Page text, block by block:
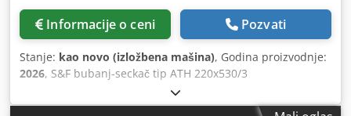
Informacije o ceni Pozvati
Stanje: kao novo (izložbena mašina), Godina proizvodnje:
2026, S&F bubanj-seckač tip ATH 220x530/3
Demonstraciona / sajamska / nova mašina Masivna izrada
za dug vek trajanja Cjdpfx Alow I R Rne Sorf Visina ulaza: